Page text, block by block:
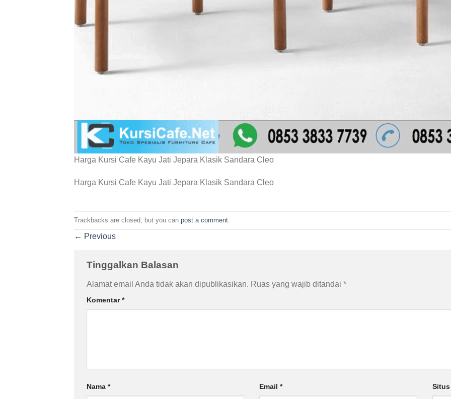
Harga Kursi Cafe Kayu Jati Jepara Klasik Sandara Cleo
Harga Kursi Cafe Kayu Jati Jepara Klasik Sandara Cleo
Trackbacks are closed, but you can post a comment
← Previous
Tinggalkan Balasan
Alamat email Anda tidak akan dipublikasikan. Ruas yang wajib ditandai *
Komentar*
Nama * Email* Situs